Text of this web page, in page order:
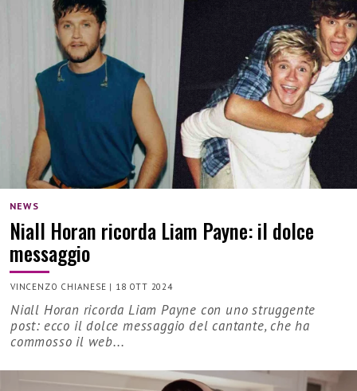
NEWS
Niall Horan ricorda Liam Payne: il dolce
messaggio
VINCENZO CHIANESE | 18 OTT 2024
Niall Horan ricorda Liam Payne con uno struggente
post: ecco il dolce messaggio del cantante, che ha
commosso il web...